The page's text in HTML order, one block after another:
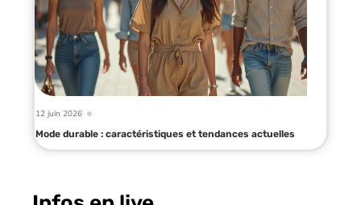
12 juin 2026
Mode durable : caractéristiques et tendances actuelles